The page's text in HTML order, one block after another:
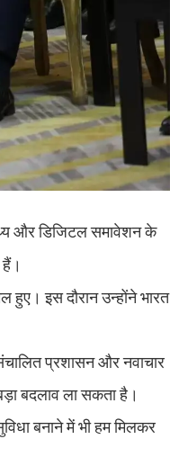
और डिजिटल समावेशन के
हुए। इस दौरान उन्होंने भारत
प्रशासन और नवाचार
बदलाव ला सकता है।
बनाने में भी हम मिलकर